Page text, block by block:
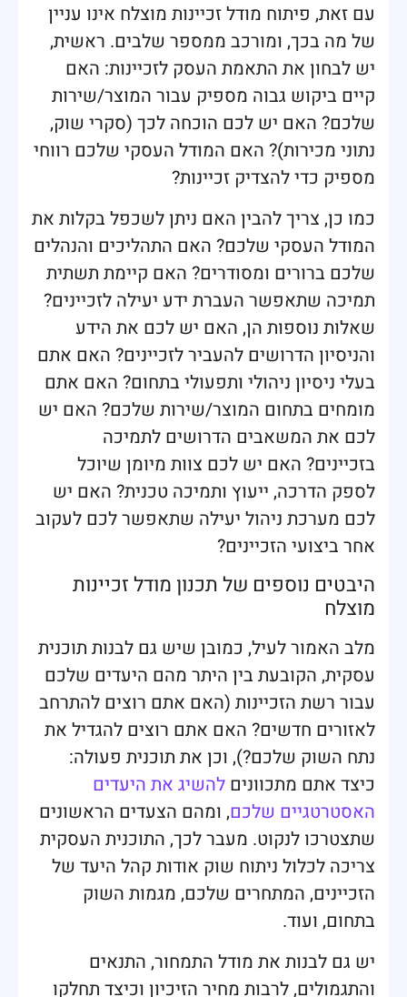
עם זאת, פיתוח מודל זכיינות מוצלח אינו עניין
של מה בכך, ומורכב ממספר שלבים. ראשית,
יש לבחון את התאמת העסק לזכיינות: האם
קיים ביקוש גבוה מספיק עבור המוצר/שירות
שלכם? האם יש לכם הוכחה לכך (סקרי שוק,
נתוני מכירות)? האם המודל העסקי שלכם רווחי
מספיק כדי להצדיק זכיינות?
כמו כן, צריך להבין האם ניתן לשכפל בקלות את
המודל העסקי שלכם? האם התהליכים והנהלים
שלכם ברורים ומסודרים? האם קיימת תשתית
תמיכה שתאפשר העברת ידע יעילה לזכיינים?
שאלות נוספות הן, האם יש לכם את הידע
והניסיון הדרושים להעביר לזכיינים? האם אתם
בעלי ניסיון ניהולי ותפעולי בתחום? האם אתם
מומחים בתחום המוצר/שירות שלכם? האם יש
לכם את המשאבים הדרושים לתמיכה
בזכיינים? האם יש לכם צוות מיומן שיוכל
לספק הדרכה, ייעוץ ותמיכה טכנית? האם יש
לכם מערכת ניהול יעילה שתאפשר לכם לעקוב
אחר ביצועי הזכיינים?
היבטים נוספים של תכנון מודל זכיינות
מוצלח
מלב האמור לעיל, כמובן שיש גם לבנות תוכנית
עסקית, הקובעת בין היתר מהם היעדים שלכם
עבור רשת הזכיינות (האם אתם רוצים להתרחב
לאזורים חדשים? האם אתם רוצים להגדיל את
נתח השוק שלכם?), וכן את תוכנית פעולה:
כיצד אתם מתכוונים להשיג את היעדים
האסטרטגיים שלכם, ומהם הצעדים הראשונים
שתצטרכו לנקוט. מעבר לכך, התוכנית העסקית
צריכה לכלול ניתוח שוק אודות קהל היעד של
הזכיינים, המתחרים שלכם, מגמות השוק
בתחום, ועוד.
יש גם לבנות את מודל התמחור, התנאים
והתגמולים, לרבות מחיר הזיכיון וכיצד תחלקו